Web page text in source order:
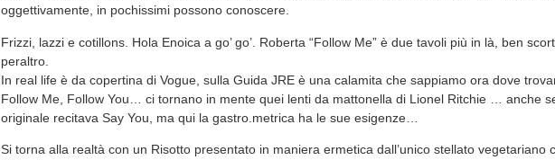
oggettivamente, in pochissimi possono conoscere.
Frizzi, lazzi e cotillons. Hola Enoica a go’ go’. Roberta “Follow Me” è due tavoli più in là, ben
peraltro.
In real life è da copertina di Vogue, sulla Guida JRE è una calamita che sappiamo ora dove
Follow Me, Follow You… ci tornano in mente quei lenti da mattonella di Lionel Ritchie … anche
originale recitava Say You, ma qui la gastro.metrica ha le sue esigenze…
Si torna alla realtà con un Risotto presentato in maniera ermetica dall’unico stellato vegetariano